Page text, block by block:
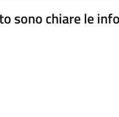
sono chiare le